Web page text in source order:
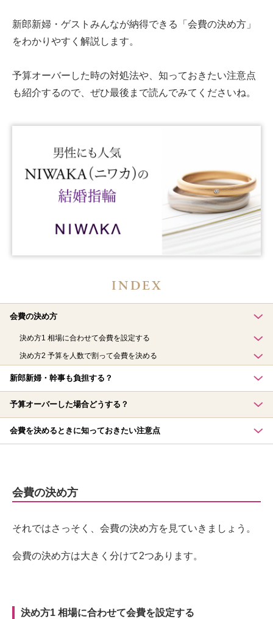
新郎新婦・ゲストみんなが納得できる「会費の決め方」
をわかりやすく解説します。
予算オーバーした時の対処法や、知っておきたい注意点
も紹介するので、ぜひ最後まで読んでみてくださいね。
会費の決め方
決め方1 相場に合わせて会費を設定する
決め方2 予算を人数で割って会費を決める
新郎新婦・幹事も負担する？
予算オーバーした場合どうする？
会費を決めるときに知っておきたい注意点
会費の決め方
それではさっそく、会費の決め方を見ていきましょう。
会費の決め方は大きく分けて2つあります。
決め方1 相場に合わせて会費を設定する